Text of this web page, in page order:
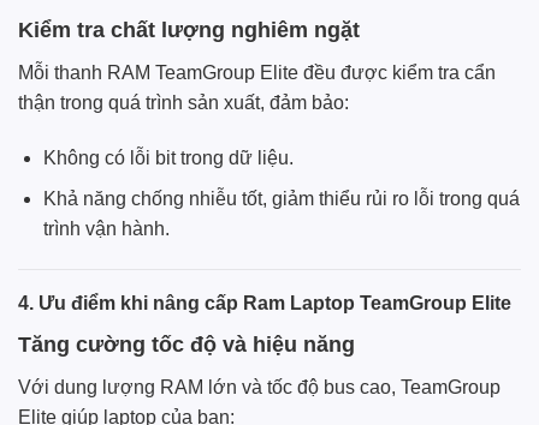
Kiểm tra chất lượng nghiêm ngặt
Mỗi thanh RAM TeamGroup Elite đều được kiểm tra cẩn
thận trong quá trình sản xuất, đảm bảo:
Không có lỗi bit trong dữ liệu.
Khả năng chống nhiễu tốt, giảm thiểu rủi ro lỗi trong quá
trình vận hành.
4. Ưu điểm khi nâng cấp Ram Laptop TeamGroup Elite
Tăng cường tốc độ và hiệu năng
Với dung lượng RAM lớn và tốc độ bus cao, TeamGroup
Elite giúp laptop của bạn: